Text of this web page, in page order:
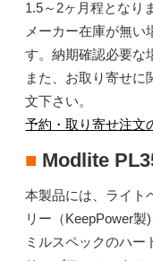
1.5～2ヶ月程となり
メーカー在庫が無い
す。納期確認必要な
また、お取り寄せに
文下さい。
予約・取り寄せ注文
■ Modlite
本製品には、ライト
リー（KeepPower製
ミルスペックのハー